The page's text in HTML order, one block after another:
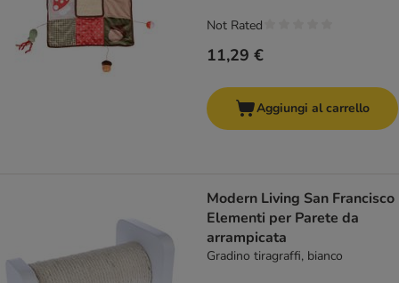
11,29 €
Not Rated
Aggiungi al carrello
Modern Living San Francisco
Elementi per Parete da
arrampicata
Gradino tiragraffi, bianco